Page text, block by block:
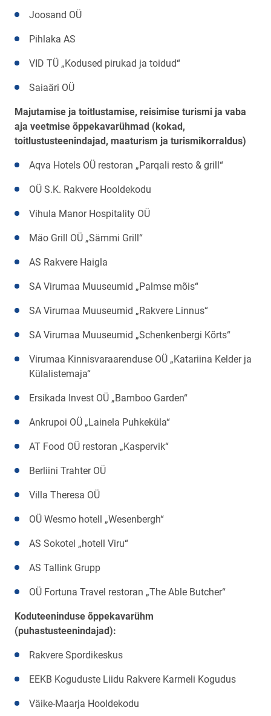
Joosand OÜ
Pihlaka AS
VID TÜ „Kodused pirukad ja toidud“
Saiaäri OÜ
Majutamise ja toitlustamise, reisimise turismi ja vaba
aja veetmise õppekavarühmad (kokad,
toitlustusteenindajad, maaturism ja turismikorraldus)
Aqva Hotels OÜ restoran „Parqali resto & grill“
OÜ S.K. Rakvere Hooldekodu
Vihula Manor Hospitality OÜ
Mäo Grill OÜ „Sämmi Grill“
AS Rakvere Haigla
SA Virumaa Muuseumid „Palmse mõis“
SA Virumaa Muuseumid „Rakvere Linnus“
SA Virumaa Muuseumid „Schenkenbergi Kõrts“
Virumaa Kinnisvaraarenduse OÜ „Katariina Kelder ja
Külalistemaja“
Ersikada Invest OÜ „Bamboo Garden“
Ankrupoi OÜ „Lainela Puhkeküla“
AT Food OÜ restoran „Kaspervik“
Berliini Trahter OÜ
Villa Theresa OÜ
OÜ Wesmo hotell „Wesenbergh“
AS Sokotel „hotell Viru“
AS Tallink Grupp
OÜ Fortuna Travel restoran „The Able Butcher“
Koduteeninduse õppekavarühm
(puhastusteenindajad):
Rakvere Spordikeskus
EEKB Koguduste Liidu Rakvere Karmeli Kogudus
Väike-Maarja Hooldekodu